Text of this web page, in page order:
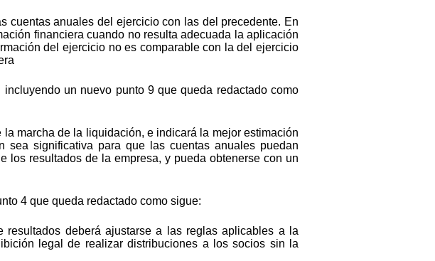
cuentas anuales del ejercicio con las del precedente. En
financiera cuando no resulta adecuada la aplicación
del ejercicio no es comparable con la del ejercicio
un nuevo punto 9 que queda redactado como
marcha de la liquidación, e indicará la mejor estimación
significativa para que las cuentas anuales puedan
los resultados de la empresa, y pueda obtenerse con un
4 que queda redactado como sigue:
deberá ajustarse a las reglas aplicables a la
legal de realizar distribuciones a los socios sin la